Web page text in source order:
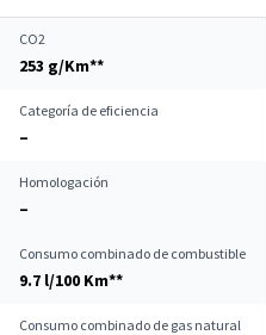
CO2
253 g/Km**
Categoría de eficiencia
–
Homologación
–
Consumo combinado de combustible
9.7 l/100 Km**
Consumo combinado de gas natural